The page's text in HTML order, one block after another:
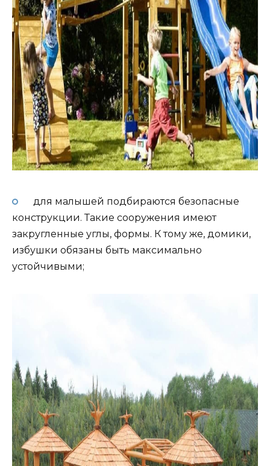
для малышей подбираются безопасные
конструкции. Такие сооружения имеют
закругленные углы, формы. К тому же, домики,
избушки обязаны быть максимально
устойчивыми;